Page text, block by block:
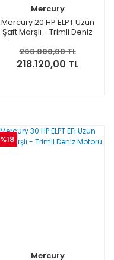
Mercury
Mercury 20 HP ELPT Uzun
Şaft Marşlı - Trimli Deniz
266.000,00 TL
218.120,00 TL
%18
Mercury